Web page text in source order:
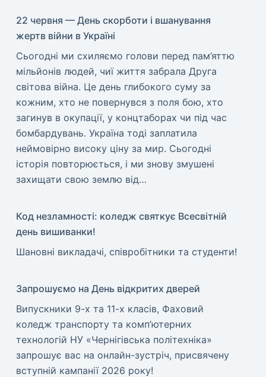
22 червня — День скорботи і вшанування
жертв війни в Україні
​Сьогодні ми схиляємо голови перед пам’яттю
мільйонів людей, чиї життя забрала Друга
світова війна. Це день глибокого суму за
кожним, хто не повернувся з поля бою, хто
загинув в окупації, у концтаборах чи під час
бомбардувань. Україна тоді заплатила
неймовірно високу ціну за мир. ​Сьогодні
історія повторюється, і ми знову змушені
захищати свою землю від…
Код незламності: коледж святкує Всесвітній
день вишиванки!
​Шановні викладачі, співробітники та студенти!
Запрошуємо на День відкритих дверей
Випускники 9-х та 11-х класів, Фаховий
коледж транспорту та комп’ютерних
технологій НУ «Чернігівська політехніка»
запрошує вас на онлайн-зустріч, присвячену
вступній кампанії 2026 року!